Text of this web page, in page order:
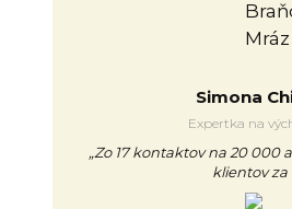
Simona
Expertka na
„Zo 17 kontaktov na 20 000
klientov za